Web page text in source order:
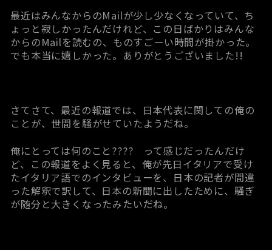
最近はみんなからのMailが少し少なくなっていて、ち
ょっと寂しかったんだけれど、この日ばかりはみんな
からのMailを読むの、ものすごーい時間が掛かった。
でも本当に嬉しかった。ありがとうございました!!
さてさて、最近の報道では、日本代表に関しての俺の
ことが、世間を騒がせていたようだね。
俺にとっては何のこと???? って感じだったんだけ
ど、この報道をよく見ると、俺が先日イタリアで受け
たイタリア語でのインタビューを、日本の記者が間違
った解釈で訳して、日本の新聞に出したために、騒ぎ
が随分と大きくなったみたいだね。